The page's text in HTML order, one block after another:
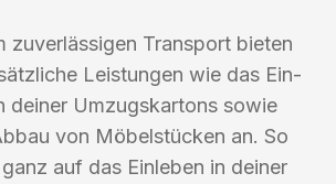
zuverlässigen Transport bieten
Leistungen wie das Ein-
deiner Umzugskartons sowie
von Möbelstücken an. So
auf das Einleben in deiner